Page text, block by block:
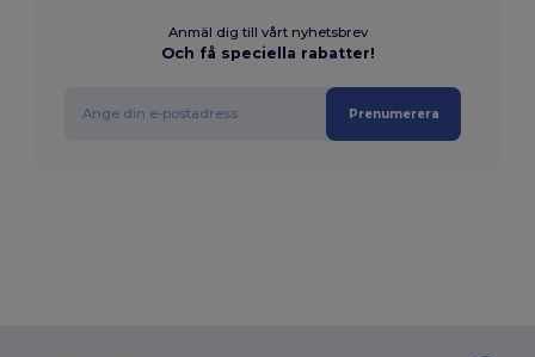
Anmäl dig till vårt nyhetsbrev
Och få speciella rabatter!
Prenumerera